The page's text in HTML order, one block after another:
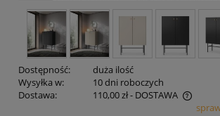
Dostępność:
duża ilość
Wysyłka w:
10 dni roboczych
Dostawa:
110,00 zł- DOSTAWA
Cena nie zawiera ewentualnych kosztów